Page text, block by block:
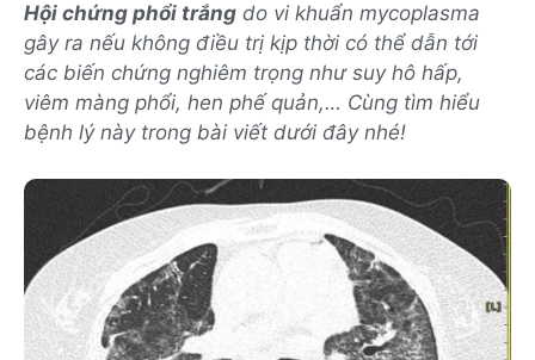
Hội chứng phổi trắng do vi khuẩn mycoplasma
gây ra nếu không điều trị kịp thời có thể dẫn tới
các biến chứng nghiêm trọng như suy hô hấp,
viêm màng phổi, hen phế quản,… Cùng tìm hiểu
bệnh lý này trong bài viết dưới đây nhé!